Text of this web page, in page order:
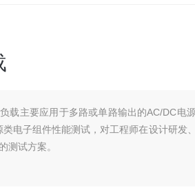
载主要应用于多路或单路输出的AC/DC电
电子组件性能测试，对工程师在设计研发
测试方案。